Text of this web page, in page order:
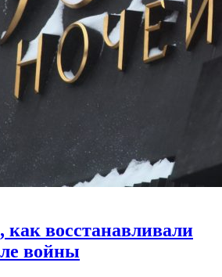
как восстанавливали
войны